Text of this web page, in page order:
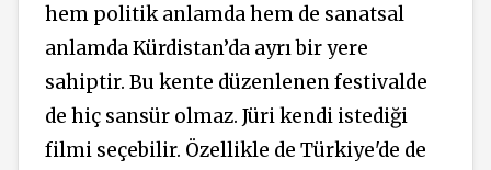
hem politik anlamda hem de sanatsal
anlamda Kürdistan’da ayrı bir yere
sahiptir. Bu kente düzenlenen festivalde
de hiç sansür olmaz. Jüri kendi istediği
filmi seçebilir. Özellikle de Türkiye'de de